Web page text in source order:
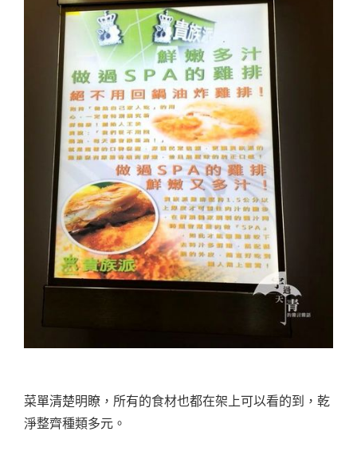
菜單清楚明瞭，所有的食材也都在架上可以看的到，乾
淨整齊種類多元。